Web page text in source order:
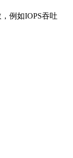
例如IOPS吞吐